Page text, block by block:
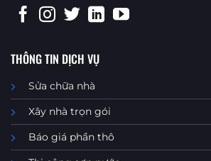
THÔNG TIN DỊCH VỤ
Sửa chữa nhà
Xây nhà trọn gói
Báo giá phần thô